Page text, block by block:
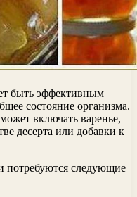
быть эффективным
состояние организма.
включать варенье,
десерта или добавки к
потребуются следующие